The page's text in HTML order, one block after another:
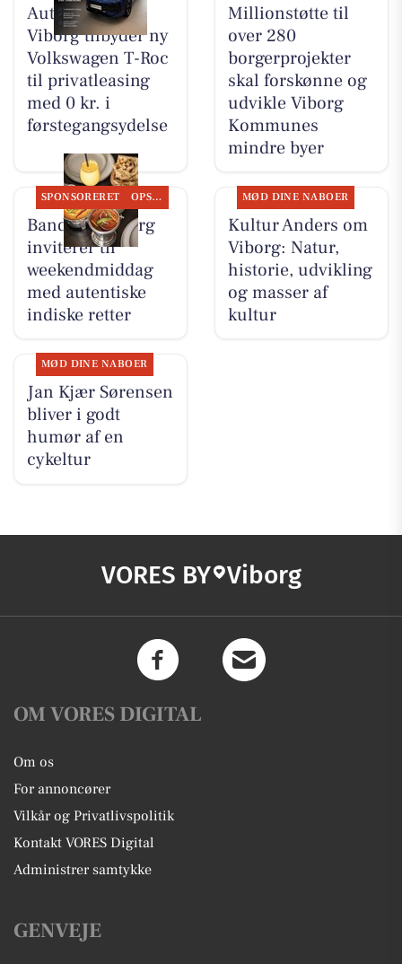
Autocentralen
Viborg tilbyder ny
Volkswagen T-Roc
til privatleasing
med 0 kr. i
førstegangsydelse
Millionstøtte til
over 280
borgerprojekter
skal forskønne og
udvikle Viborg
Kommunes
mindre byer
SPONSORERET OPSLAGSTAVLEN
Bandhan Viborg
inviterer til
weekendmiddag
med autentiske
indiske retter
MØD DINE NABOER
Kultur Anders om
Viborg: Natur,
historie, udvikling
og masser af
kultur
MØD DINE NABOER
Jan Kjær Sørensen
bliver i godt
humør af en
cykeltur
VORES BY Viborg
OM VORES DIGITAL
Om os
For annoncører
Vilkår og Privatlivspolitik
Kontakt VORES Digital
Administrer samtykke
GENVEJE